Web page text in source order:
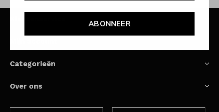
ABONNEER
Categorieën
Over ons